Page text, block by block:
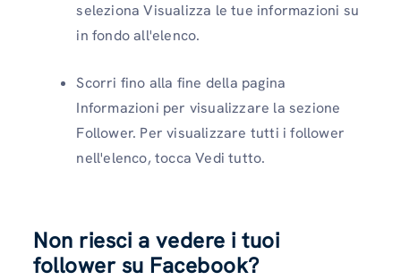
seleziona Visualizza le tue informazioni su
in fondo all'elenco.
Scorri fino alla fine della pagina
Informazioni per visualizzare la sezione
Follower. Per visualizzare tutti i follower
nell'elenco, tocca Vedi tutto.
Non riesci a vedere i tuoi
follower su Facebook?